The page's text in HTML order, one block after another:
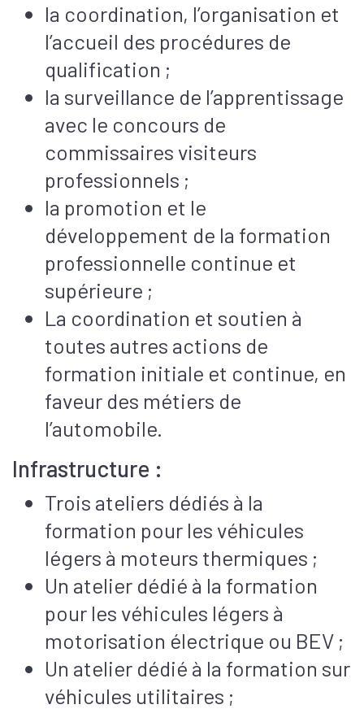
la coordination, l’organisation et
l’accueil des procédures de
qualification ;
la surveillance de l’apprentissage
avec le concours de
commissaires visiteurs
professionnels ;
la promotion et le
développement de la formation
professionnelle continue et
supérieure ;
La coordination et soutien à
toutes autres actions de
formation initiale et continue, en
faveur des métiers de
l’automobile.
Infrastructure :
Trois ateliers dédiés à la
formation pour les véhicules
légers à moteurs thermiques ;
Un atelier dédié à la formation
pour les véhicules légers à
motorisation électrique ou BEV ;
Un atelier dédié à la formation sur
véhicules utilitaires ;